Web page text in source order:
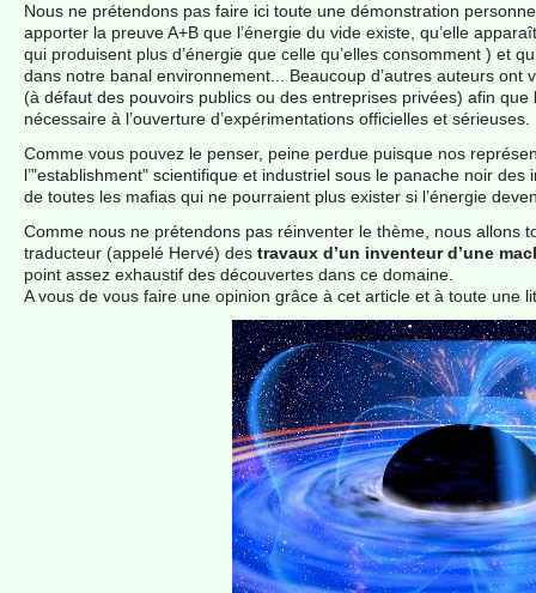
Nous ne prétendons pas faire ici toute une démonstration
apporter la preuve A+B que l’énergie du vide existe, qu’elle
qui produisent plus d’énergie que celle qu’elles consomment ) et
dans notre banal environnement... Beaucoup d’autres auteurs ont
(à défaut des pouvoirs publics ou des entreprises privées) afin que
nécessaire à l’ouverture d’expérimentations officielles et sérieuses.
Comme vous pouvez le penser, peine perdue puisque nos
l’"establishment" scientifique et industriel sous le panache noir
de toutes les mafias qui ne pourraient plus exister si l’énergie
Comme nous ne prétendons pas réinventer le thème, nous allons
traducteur (appelé Hervé) des travaux d’un inventeur d’une
point assez exhaustif des découvertes dans ce domaine.
A vous de vous faire une opinion grâce à cet article et à toute une